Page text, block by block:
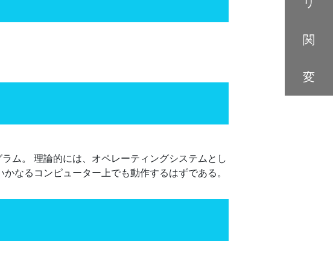
ム。 理論的には、オペレーティングシステムとし
なるコンピューター上でも動作するはずである。
関
変